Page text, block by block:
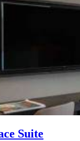
Suite